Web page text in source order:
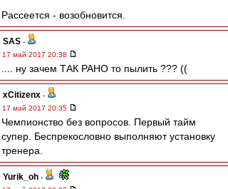
Рассеется - возобновится.
SAS -
17 май 2017 20:38
.... ну зачем ТАК РАНО то пылить ??? ((
xCitizenx -
17 май 2017 20:35
Чемпионство без вопросов. Первый тайм
супер. Беспрекословно выполняют установку
тренера.
Yurik_oh -